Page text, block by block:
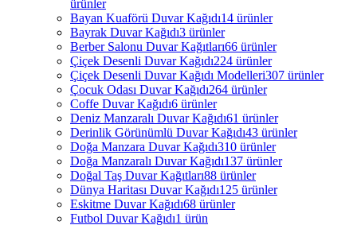
ürünler
Bayan Kuaförü Duvar Kağıdı14 ürünler
Bayrak Duvar Kağıdı3 ürünler
Berber Salonu Duvar Kağıtları66 ürünler
Çiçek Desenli Duvar Kağıdı224 ürünler
Çiçek Desenli Duvar Kağıdı Modelleri307 ürünler
Çocuk Odası Duvar Kağıdı264 ürünler
Coffe Duvar Kağıdı6 ürünler
Deniz Manzaralı Duvar Kağıdı61 ürünler
Derinlik Görünümlü Duvar Kağıdı43 ürünler
Doğa Manzara Duvar Kağıdı310 ürünler
Doğa Manzaralı Duvar Kağıdı137 ürünler
Doğal Taş Duvar Kağıtları88 ürünler
Dünya Haritası Duvar Kağıdı125 ürünler
Eskitme Duvar Kağıdı68 ürünler
Futbol Duvar Kağıdı1 ürün